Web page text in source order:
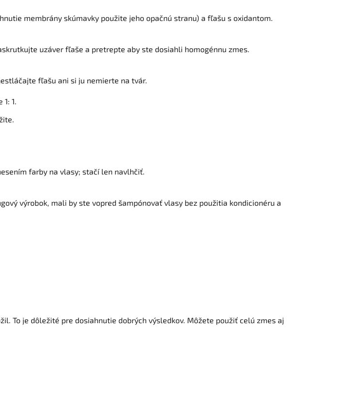
membrány skúmavky použite jeho opačnú stranu) a fľašu s oxidantom.
uzáver fľaše a pretrepte aby ste dosiahli homogénnu zmes.
fľašu ani si ju nemierte na tvár.
1.
farby na vlasy; stačí len navlhčiť.
výrobok, mali by ste vopred šampónovať vlasy bez použitia kondicionéru a
To je dôležité pre dosiahnutie dobrých výsledkov. Môžete použiť celú zmes aj